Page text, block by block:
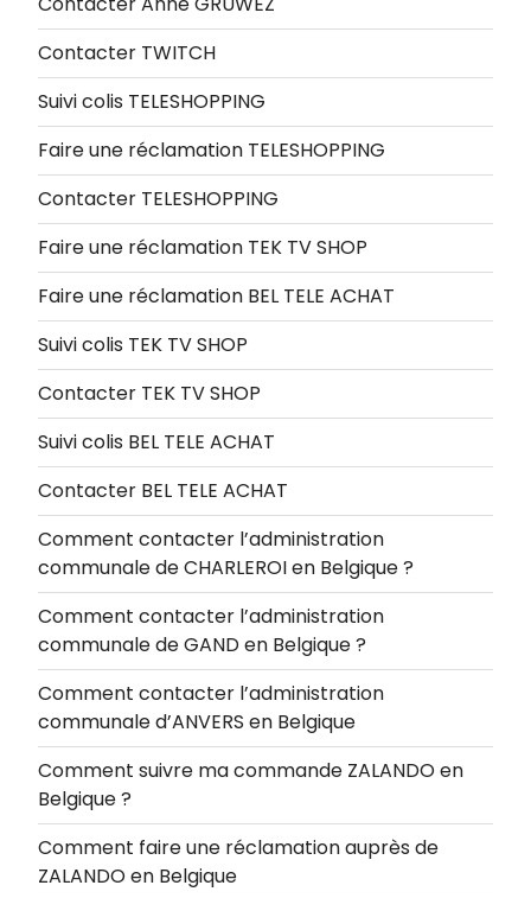
Contacter TWITCH
Suivi colis TELESHOPPING
Faire une réclamation TELESHOPPING
Contacter TELESHOPPING
Faire une réclamation TEK TV SHOP
Faire une réclamation BEL TELE ACHAT
Suivi colis TEK TV SHOP
Contacter TEK TV SHOP
Suivi colis BEL TELE ACHAT
Contacter BEL TELE ACHAT
Comment contacter l’administration
communale de CHARLEROI en Belgique ?
Comment contacter l’administration
communale de GAND en Belgique ?
Comment contacter l’administration
communale d’ANVERS en Belgique
Comment suivre ma commande ZALANDO en
Belgique ?
Comment faire une réclamation auprès de
ZALANDO en Belgique